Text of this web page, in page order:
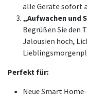
alle Geräte sofort
„Aufwachen und
Begrüßen Sie den
Jalousien hoch,
Perfekt für:
Neue Smart